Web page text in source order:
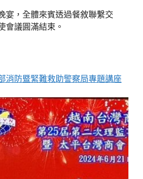
宴，全體來賓透過餐敘聯繫交
會議圓滿結束。
消防暨緊難救助警察局專題講座